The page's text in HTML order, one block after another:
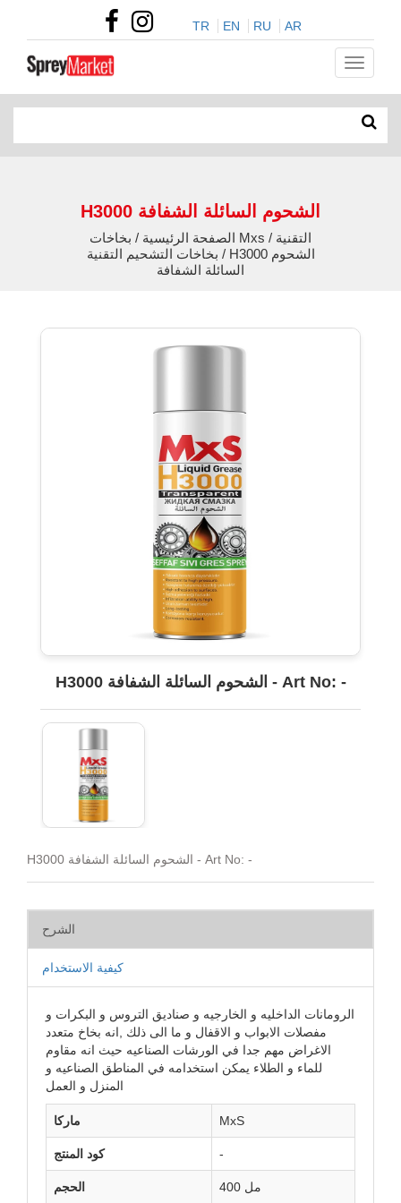
TR EN RU AR
H3000 الشحوم السائلة الشفافة
الصفحة الرئيسية / بخاخات Mxs التقنية /
بخاخات التشحيم التقنية / H3000 الشحوم
السائلة الشفافة
H3000 الشحوم السائلة الشفافة - Art No: -
H3000 الشحوم السائلة الشفافة - Art No: -
الشرح
كيفية الاستخدام
الرومانات الداخليه و الخارجيه و صناديق التروس و البكرات و
مفصلات الابواب و الاقفال و ما الى ذلك ,انه بخاخ متعدد
الاغراض مهم جدا في الورشات الصناعيه حيث انه مقاوم
للماء و الطلاء يمكن استخدامه في المناطق الصناعيه و
ماركا MxS
كود المنتج -
الحجم 400 مل